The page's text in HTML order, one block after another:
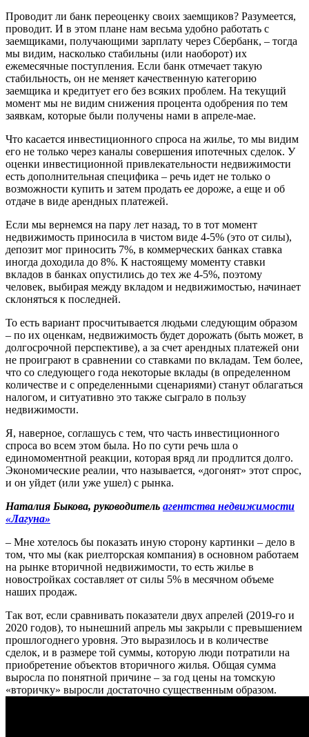
Проводит ли банк переоценку своих заемщиков? Разумеется,
проводит. И в этом плане нам весьма удобно работать с
заемщиками, получающими зарплату через Сбербанк, – тогда
мы видим, насколько стабильны (или наоборот) их
ежемесячные поступления. Если банк отмечает такую
стабильность, он не меняет качественную категорию
заемщика и кредитует его без всяких проблем. На текущий
момент мы не видим снижения процента одобрения по тем
заявкам, которые были получены нами в апреле-мае.
Что касается инвестиционного спроса на жилье, то мы видим
его не только через каналы совершения ипотечных сделок. У
оценки инвестиционной привлекательности недвижимости
есть дополнительная специфика – речь идет не только о
возможности купить и затем продать ее дороже, а еще и об
отдаче в виде арендных платежей.
Если мы вернемся на пару лет назад, то в тот момент
недвижимость приносила в чистом виде 4-5% (это от силы),
депозит мог приносить 7%, в коммерческих банках ставка
иногда доходила до 8%. К настоящему моменту ставки
вкладов в банках опустились до тех же 4-5%, поэтому
человек, выбирая между вкладом и недвижимостью, начинает
склоняться к последней.
То есть вариант просчитывается людьми следующим образом
– по их оценкам, недвижимость будет дорожать (быть может, в
долгосрочной перспективе), а за счет арендных платежей они
не проиграют в сравнении со ставками по вкладам. Тем более,
что со следующего года некоторые вклады (в определенном
количестве и с определенными сценариями) станут облагаться
налогом, и ситуативно это также сыграло в пользу
недвижимости.
Я, наверное, соглашусь с тем, что часть инвестиционного
спроса во всем этом была. Но по сути речь шла о
единомоментной реакции, которая вряд ли продлится долго.
Экономические реалии, что называется, «догонят» этот спрос,
и он уйдет (или уже ушел) с рынка.
Наталия Быкова, руководитель агентства недвижимости
«Лагуна»
– Мне хотелось бы показать иную сторону картинки – дело в
том, что мы (как риелторская компания) в основном работаем
на рынке вторичной недвижимости, то есть жилье в
новостройках составляет от силы 5% в месячном объеме
наших продаж.
Так вот, если сравнивать показатели двух апрелей (2019-го и
2020 годов), то нынешний апрель мы закрыли с превышением
прошлогоднего уровня. Это выразилось и в количестве
сделок, и в размере той суммы, которую люди потратили на
приобретение объектов вторичного жилья. Общая сумма
выросла по понятной причине – за год цены на томскую
«вторичку» выросли достаточно существенным образом.